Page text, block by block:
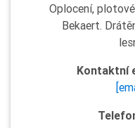
Oplocení,
Bekaert.
Kontaktní